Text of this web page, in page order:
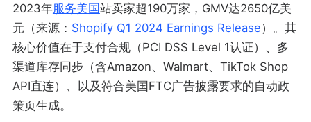
2023年服务美国站卖家超190万家，GMV达2650亿美
元（来源： Shopify Q1 2024 Earnings Release）。其
核心价值在于支付合规（PCI DSS Level 1认证）、多
渠道库存同步（含Amazon、Walmart、TikTok Shop
API直连）、以及符合美国FTC广告披露要求的自动政
策页生成。